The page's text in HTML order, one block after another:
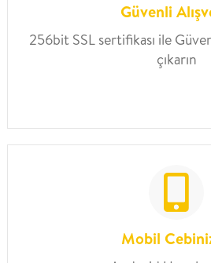
Güvenli
256bit SSL sertifikası ile
çıkarın
Mobil